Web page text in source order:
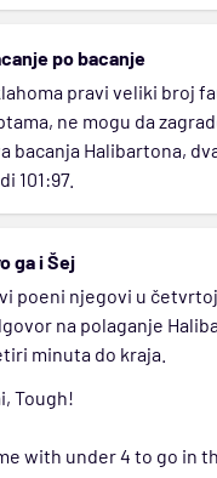
po bacanje
pravi veliki broj
ne mogu da
bacanja Halibartona,
101:97.
ga i Šej
poeni njegovi u
na polaganje
minuta do kraja.
Tough!
with under 4 to go in